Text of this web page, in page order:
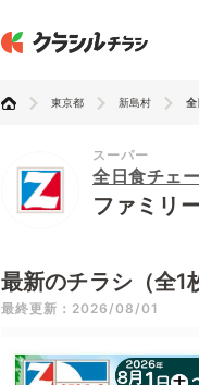
東京都 新島村 全
スーパー
全日食チェ
ファミリ
最新のチラシ（全1
最終更新：2026/08/01